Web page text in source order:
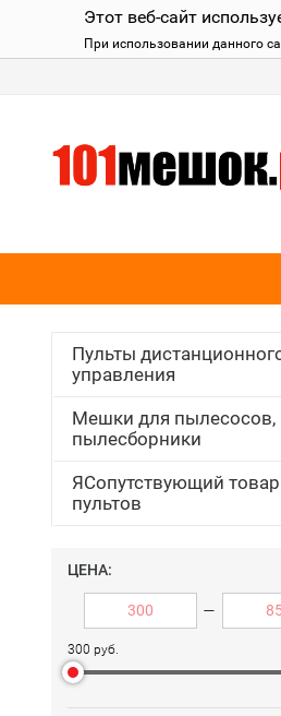
Этот веб-сайт
При использовании данного
Пульты
управления
Мешки для пылесосов,
пылесборники
ЯСопутствующий
пультов
ЦЕНА:
—
300 руб.